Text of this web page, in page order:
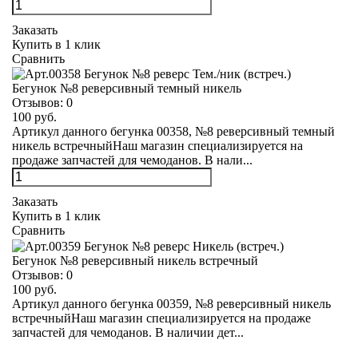
Заказать
Купить в 1 клик
Сравнить
Бегунок №8 реверсивный темный никель
Отзывов: 0
100 руб.
Артикул данного бегунка 00358, №8 реверсивный темный
никель встречныйНаш магазин специализируется на
продаже запчастей для чемоданов. В нали...
Заказать
Купить в 1 клик
Сравнить
Бегунок №8 реверсивный никель встречный
Отзывов: 0
100 руб.
Артикул данного бегунка 00359, №8 реверсивный никель
встречныйНаш магазин специализируется на продаже
запчастей для чемоданов. В наличии дет...